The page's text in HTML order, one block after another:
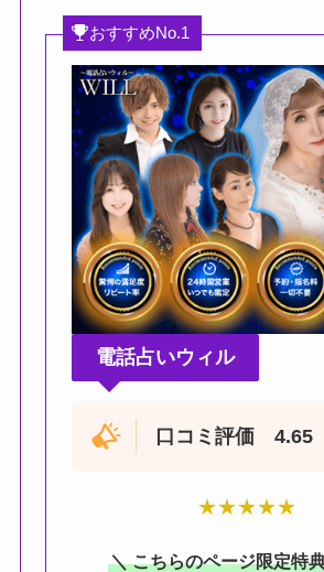
おすすめNo.1
電話占いウィル
口コミ評価 4.65
★★★★★
＼ こちらのページ限定特